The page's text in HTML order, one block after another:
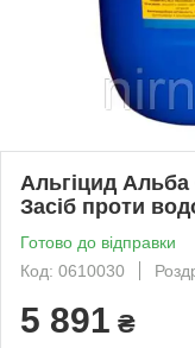
Альгіцид
Засіб проти
Готово до відправки
Код: 0610030
5 891 ₴